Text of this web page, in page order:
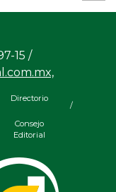
15 /
Directorio
/
Consejo
Editorial